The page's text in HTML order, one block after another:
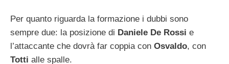
Per quanto riguarda la formazione i dubbi sono
sempre due: la posizione di Daniele De Rossi e
l’attaccante che dovrà far coppia con Osvaldo, con
Totti alle spalle.